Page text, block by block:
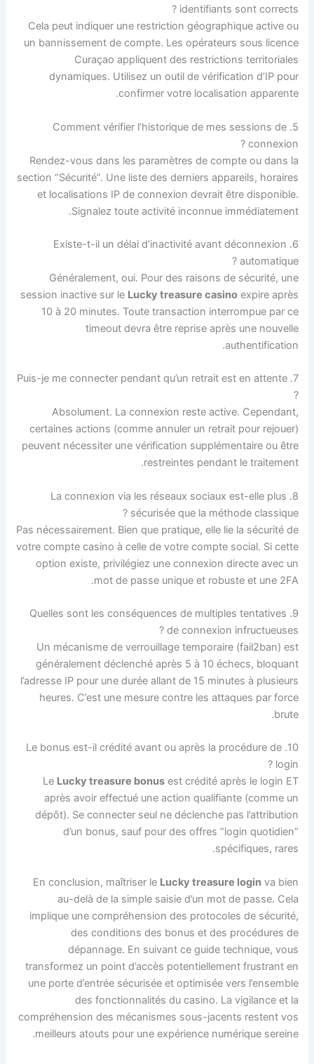
identifiants sont corrects ?
Cela peut indiquer une restriction géographique active ou
un bannissement de compte. Les opérateurs sous licence
Curaçao appliquent des restrictions territoriales
dynamiques. Utilisez un outil de vérification d’IP pour
confirmer votre localisation apparente.
5. Comment vérifier l’historique de mes sessions de
connexion ?
Rendez-vous dans les paramètres de compte ou dans la
section “Sécurité”. Une liste des derniers appareils, horaires
et localisations IP de connexion devrait être disponible.
Signalez toute activité inconnue immédiatement.
6. Existe-t-il un délai d’inactivité avant déconnexion
automatique ?
Généralement, oui. Pour des raisons de sécurité, une
session inactive sur le Lucky treasure casinoexpire après
10 à 20 minutes. Toute transaction interrompue par ce
timeout devra être reprise après une nouvelle
authentification.
7. Puis-je me connecter pendant qu’un retrait est en attente
?
Absolument. La connexion reste active. Cependant,
certaines actions (comme annuler un retrait pour rejouer)
peuvent nécessiter une vérification supplémentaire ou être
restreintes pendant le traitement.
8. La connexion via les réseaux sociaux est-elle plus
sécurisée que la méthode classique ?
Pas nécessairement. Bien que pratique, elle lie la sécurité de
votre compte casino à celle de votre compte social. Si cette
option existe, privilégiez une connexion directe avec un
mot de passe unique et robuste et une 2FA.
9. Quelles sont les conséquences de multiples tentatives
de connexion infructueuses ?
Un mécanisme de verrouillage temporaire (fail2ban) est
généralement déclenché après 5 à 10 échecs, bloquant
l’adresse IP pour une durée allant de 15 minutes à plusieurs
heures. C’est une mesure contre les attaques par force
brute.
10. Le bonus est-il crédité avant ou après la procédure de
login ?
Le Lucky treasure bonusest crédité après le login ET
après avoir effectué une action qualifiante (comme un
dépôt). Se connecter seul ne déclenche pas l’attribution
d’un bonus, sauf pour des offres “login quotidien”
spécifiques, rares.
En conclusion, maîtriser le Lucky treasure loginva bien
au-delà de la simple saisie d’un mot de passe. Cela
implique une compréhension des protocoles de sécurité,
des conditions des bonus et des procédures de
dépannage. En suivant ce guide technique, vous
transformez un point d’accès potentiellement frustrant en
une porte d’entrée sécurisée et optimisée vers l’ensemble
des fonctionnalités du casino. La vigilance et la
compréhension des mécanismes sous-jacents restent vos
meilleurs atouts pour une expérience numérique sereine.